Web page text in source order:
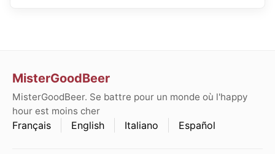
MisterGoodBeer
MisterGoodBeer. Se battre pour un monde où l'happy
hour est moins cher
Français English Italiano Español